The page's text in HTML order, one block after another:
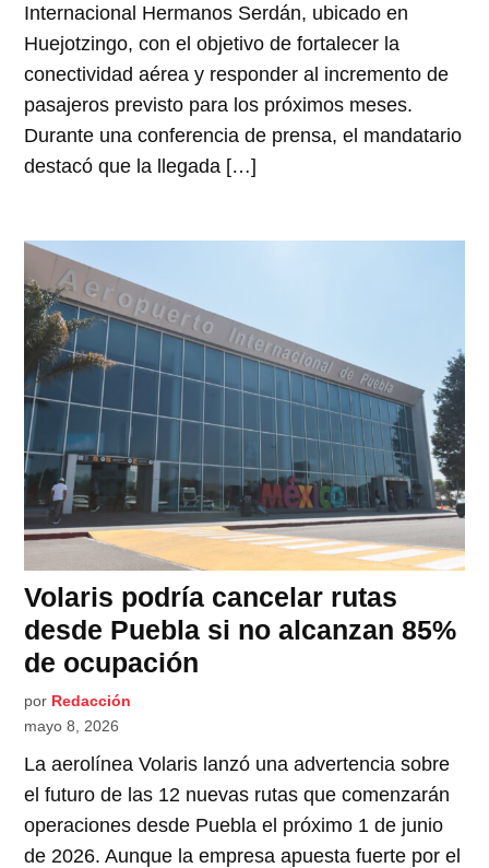
Internacional Hermanos Serdán, ubicado en
Huejotzingo, con el objetivo de fortalecer la
conectividad aérea y responder al incremento de
pasajeros previsto para los próximos meses.
Durante una conferencia de prensa, el mandatario
destacó que la llegada […]
Volaris podría cancelar rutas
desde Puebla si no alcanzan 85%
de ocupación
por Redacción
mayo 8, 2026
La aerolínea Volaris lanzó una advertencia sobre
el futuro de las 12 nuevas rutas que comenzarán
operaciones desde Puebla el próximo 1 de junio
de 2026. Aunque la empresa apuesta fuerte por el